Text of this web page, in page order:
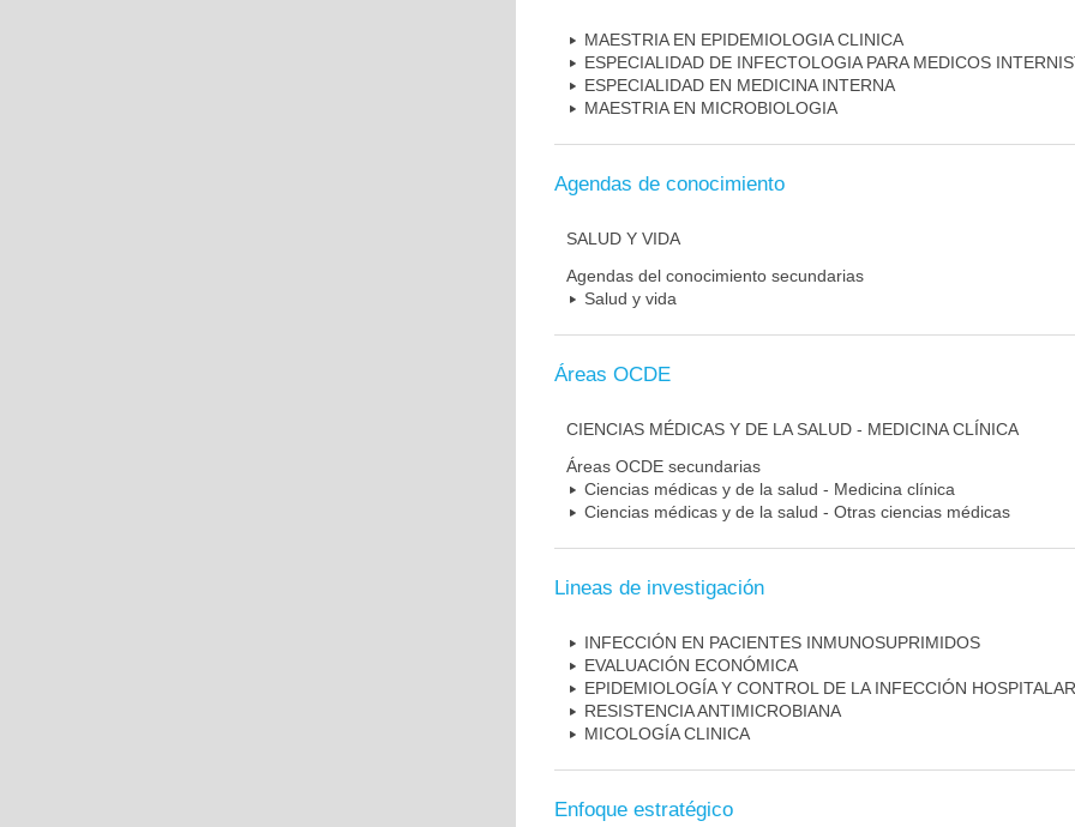
MAESTRIA EN EPIDEMIOLOGIA CLINICA
ESPECIALIDAD DE INFECTOLOGIA PARA MEDICOS
ESPECIALIDAD EN MEDICINA INTERNA
MAESTRIA EN MICROBIOLOGIA
Agendas de conocimiento
SALUD Y VIDA
Agendas del conocimiento secundarias
Salud y vida
Áreas OCDE
CIENCIAS MÉDICAS Y DE LA SALUD - MEDICINA CLÍNICA
Áreas OCDE secundarias
Ciencias médicas y de la salud - Medicina clínica
Ciencias médicas y de la salud - Otras ciencias médicas
Lineas de investigación
INFECCIÓN EN PACIENTES INMUNOSUPRIMIDOS
EVALUACIÓN ECONÓMICA
EPIDEMIOLOGÍA Y CONTROL DE LA INFECCIÓN
RESISTENCIA ANTIMICROBIANA
MICOLOGÍA CLINICA
Enfoque estratégico